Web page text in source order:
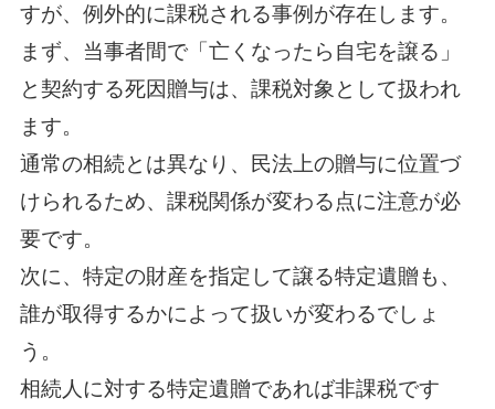
すが、例外的に課税される事例が存在します。
まず、当事者間で「亡くなったら自宅を譲る」
と契約する死因贈与は、課税対象として扱われ
ます。
通常の相続とは異なり、民法上の贈与に位置づ
けられるため、課税関係が変わる点に注意が必
要です。
次に、特定の財産を指定して譲る特定遺贈も、
誰が取得するかによって扱いが変わるでしょ
う。
相続人に対する特定遺贈であれば非課税です